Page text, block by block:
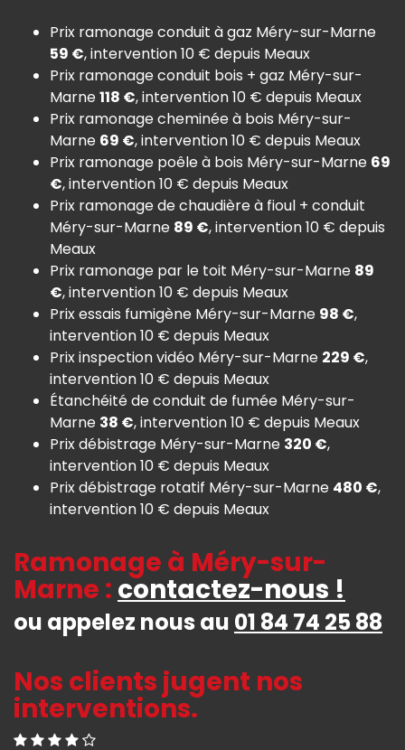
Prix ramonage conduit à gaz Méry-sur-Marne
59 €, intervention 10 € depuis Meaux
Prix ramonage conduit bois + gaz Méry-sur-
Marne118 €, intervention 10 € depuis Meaux
Prix ramonage cheminée à bois Méry-sur-
Marne 69 €, intervention 10 € depuis Meaux
Prix ramonage poêle à bois Méry-sur-Marne 69
€, intervention 10 € depuis Meaux
Prix ramonage de chaudière à fioul + conduit
Méry-sur-Marne 89 €, intervention 10 € depuis
Meaux
Prix ramonage par le toit Méry-sur-Marne 89
€, intervention 10 € depuis Meaux
Prix essais fumigène Méry-sur-Marne 98 €,
intervention 10 € depuis Meaux
Prix inspection vidéo Méry-sur-Marne 229 €,
intervention 10 € depuis Meaux
Étanchéité de conduit de fumée Méry-sur-
Marne 38 €, intervention 10 € depuis Meaux
Prix débistrage Méry-sur-Marne 320 €,
intervention 10 € depuis Meaux
Prix débistrage rotatif Méry-sur-Marne 480 €,
intervention 10 € depuis Meaux
Ramonage à Méry-sur-
Marne : contactez-nous !
ou appelez nous au 01 84 74 25 88
Nos clients jugent nos
interventions.